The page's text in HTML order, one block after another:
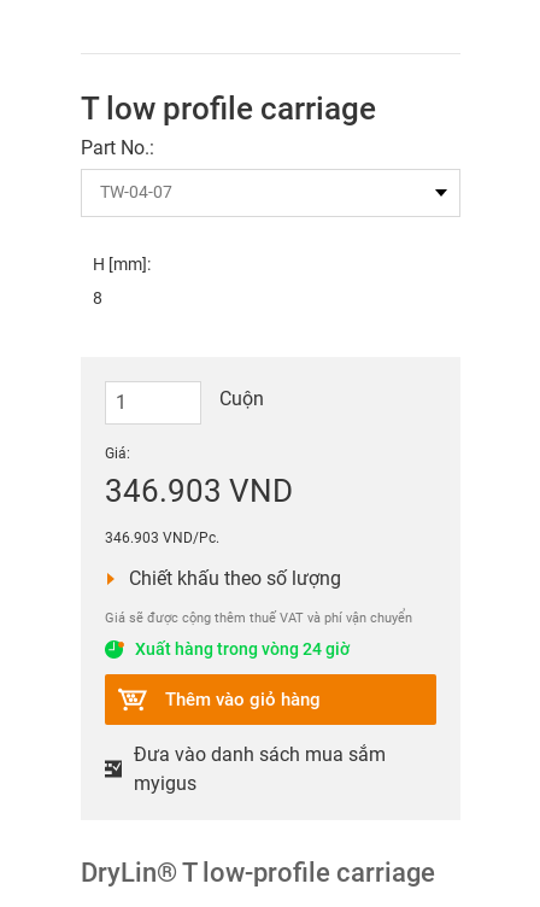
T low profile carriage
Part No.:
H [mm]:
8
Cuộn
Giá:
346.903 VND
346.903 VND/Pc.
Chiết khấu theo số lượng
Giá sẽ được cộng thêm thuế VAT và phí vận chuyển
Xuất hàng trong vòng 24 giờ
Thêm vào giỏ hàng
Đưa vào danh sách mua sắm
myigus
DryLin® T low-profile carriage